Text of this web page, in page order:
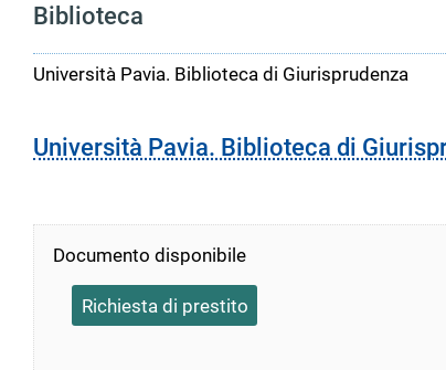
Biblioteca
Università Pavia. Biblioteca di Giurisprudenza
Università Pavia. Biblioteca di
Documento disponibile
Richiesta di prestito